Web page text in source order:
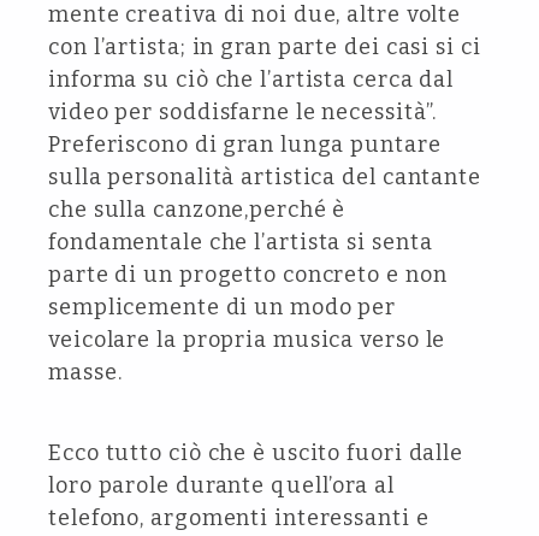
mente creativa di noi due, altre volte
con l’artista; in gran parte dei casi si ci
informa su ciò che l’artista cerca dal
video per soddisfarne le necessità”.
Preferiscono di gran lunga puntare
sulla personalità artistica del cantante
che sulla canzone,perché è
fondamentale che l’artista si senta
parte di un progetto concreto e non
semplicemente di un modo per
veicolare la propria musica verso le
masse.
Ecco tutto ciò che è uscito fuori dalle
loro parole durante quell’ora al
telefono, argomenti interessanti e